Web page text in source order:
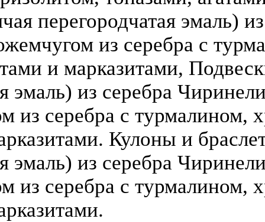
перегородчатая эмаль)
из серебра с
и марказитами,
эмаль) из серебра
из серебра с турмалином,
Кулоны и
эмаль) из серебра
из серебра с турмалином,